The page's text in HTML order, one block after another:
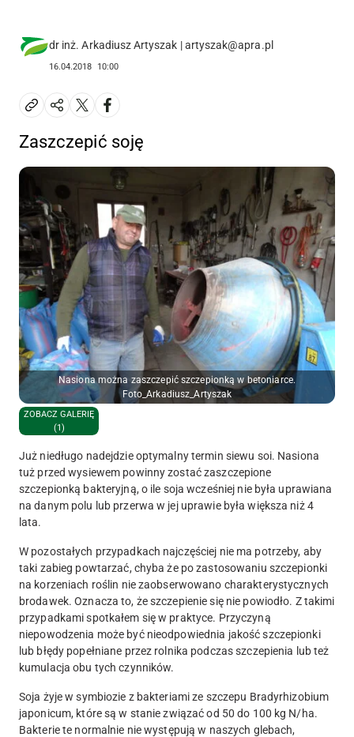
dr inż. Arkadiusz Artyszak | artyszak@apra.pl
16.04.2018 10:00
Zaszczepić soję
Nasiona można zaszczepić szczepionką w betoniarce.
Foto_Arkadiusz_Artyszak
ZOBACZ GALERIĘ
(1)
Już niedługo nadejdzie optymalny termin siewu soi. Nasiona
tuż przed wysiewem powinny zostać zaszczepione
szczepionką bakteryjną, o ile soja wcześniej nie była uprawiana
na danym polu lub przerwa w jej uprawie była większa niż 4
lata.
W pozostałych przypadkach najczęściej nie ma potrzeby, aby
taki zabieg powtarzać, chyba że po zastosowaniu szczepionki
na korzeniach roślin nie zaobserwowano charakterystycznych
brodawek. Oznacza to, że szczepienie się nie powiodło. Z takimi
przypadkami spotkałem się w praktyce. Przyczyną
niepowodzenia może być nieodpowiednia jakość szczepionki
lub błędy popełniane przez rolnika podczas szczepienia lub też
kumulacja obu tych czynników.
Soja żyje w symbiozie z bakteriami ze szczepu Bradyrhizobium
japonicum, które są w stanie związać od 50 do 100 kg N/ha.
Bakterie te normalnie nie występują w naszych glebach,